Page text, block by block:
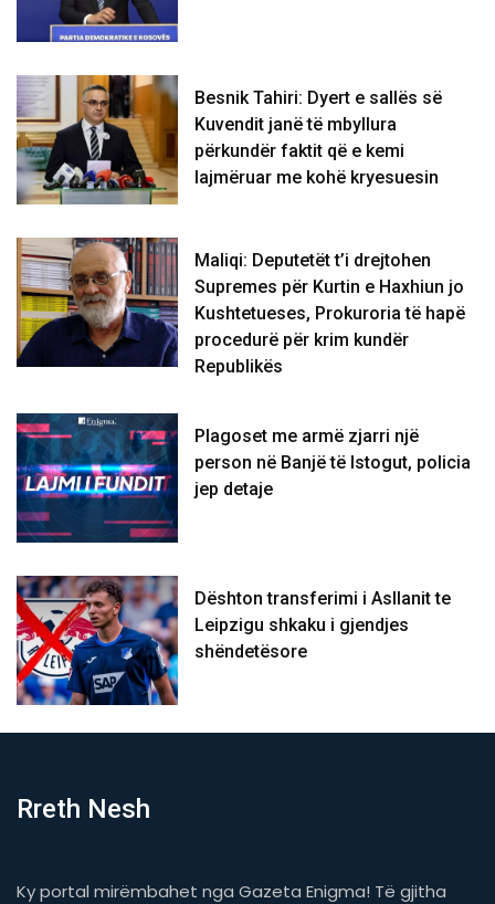
Besnik Tahiri: Dyert e sallës së
Kuvendit janë të mbyllura
përkundër faktit që e kemi
lajmëruar me kohë kryesuesin
Maliqi: Deputetët t’i drejtohen
Supremes për Kurtin e Haxhiun jo
Kushtetueses, Prokuroria të hapë
procedurë për krim kundër
Republikës
Plagoset me armë zjarri një
person në Banjë të Istogut, policia
jep detaje
Dështon transferimi i Asllanit te
Leipzigu shkaku i gjendjes
shëndetësore
Rreth Nesh
Ky portal mirëmbahet nga Gazeta Enigma! Të gjitha